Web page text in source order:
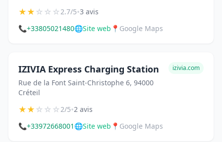
★★☆☆☆2.7/5•3 avis
📞+33805021480🌐Site web 📍 Google Maps
IZIVIA Express Charging Station
Rue de la Font Saint-Christophe 6, 94000
Créteil
izivia.com
★★☆☆☆2/5•2 avis
📞+33972668001 🌐Site web 📍 Google Maps